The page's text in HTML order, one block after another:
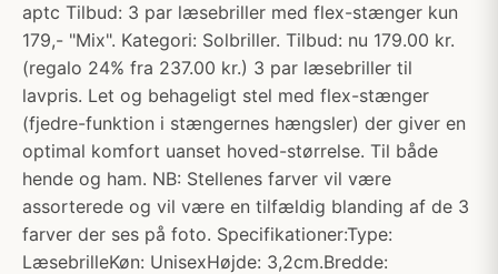
aptc Tilbud: 3 par læsebriller med flex-stænger kun
179,- "Mix". Kategori: Solbriller. Tilbud: nu 179.00 kr.
(regalo 24% fra 237.00 kr.) 3 par læsebriller til
lavpris. Let og behageligt stel med flex-stænger
(fjedre-funktion i stængernes hængsler) der giver en
optimal komfort uanset hoved-størrelse. Til både
hende og ham. NB: Stellenes farver vil være
assorterede og vil være en tilfældig blanding af de 3
farver der ses på foto. Specifikationer:Type:
LæsebrilleKøn: UnisexHøjde: 3,2cm.Bredde: